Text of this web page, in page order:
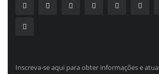
Inscreva-se aqui para obter informações e